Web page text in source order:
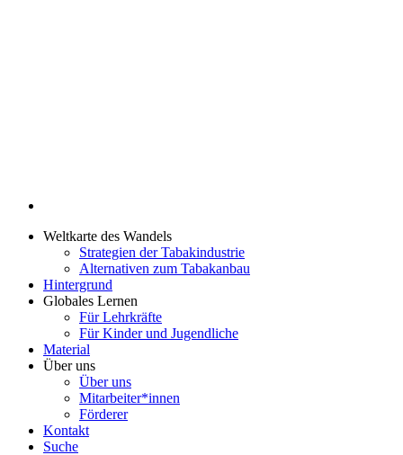
Weltkarte des Wandels
Strategien der Tabakindustrie
Alternativen zum Tabakanbau
Hintergrund
Globales Lernen
Für Lehrkräfte
Für Kinder und Jugendliche
Material
Über uns
Über uns
Mitarbeiter*innen
Förderer
Kontakt
Suche